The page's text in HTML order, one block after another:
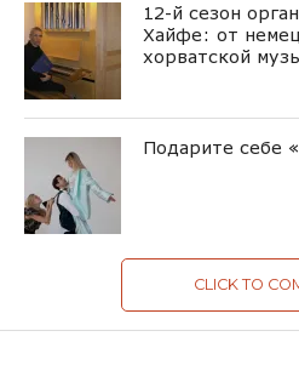
12-й сезон
Хайфе: от
хорватской
Подарите себе
CLICK TO